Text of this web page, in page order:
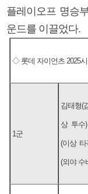
플레이오프 명승
운드를 이끌었다.
◇ 롯데 자이언츠 2025
1군
김태형(
상 투수)
(이상 타
(외야 수